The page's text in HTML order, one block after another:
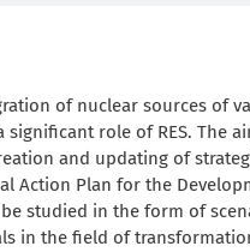
of nuclear sources of
role of RES. The
and updating of
Action Plan for the
studied in the form of
in the field of